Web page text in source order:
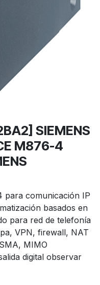
SIEMENS
M876-4
para comunicación IP
basados en
para red de telefonía
VPN, firewall, NAT
MIMO
digital observar